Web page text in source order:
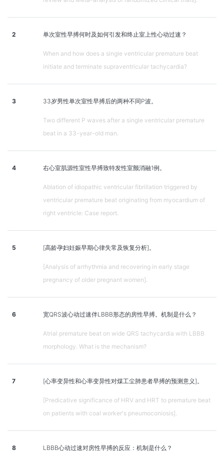
2 单次室性早搏何时及如何引发和终止室上性心动过速？
When and how does a single ventricular premature beat
initiate and terminate supraventricular tachycardia?
3 33岁男性单次室性早搏后的两种不同P波。
Two different P waves after a single ventricular premature
beat in a 33-year-old man.
4 右心室肌源性室性早搏致特发性室颤消融1例。
Ablation of idiopathic ventricular fibrillation triggered by
ventricular premature beat originating from myocardium of
right ventricle: Case report.
5 [高龄孕妇妊娠早期心律失常及恢复分析]。
[Analysis of arrhythmia and recovering in early stage
pregnancy of older pregnant women].
6 宽QRS波心动过速伴LBBB形态的房性早搏。机制是什么？
Atrial premature beat on wide QRS tachycardia with LBBB
morphology. What is the mechanism?
7 [心率变异性和心率变异性对煤工尘肺患者早搏的预测意义]。
[Predicative significance of HRV and HRT to premature beat
on patients with coal worker's pneumoconiosis].
8 LBBB心动过速对房性早搏的反应：机制是什么？